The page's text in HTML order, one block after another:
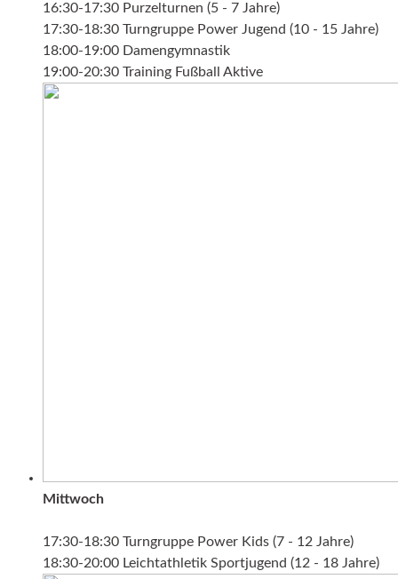
16:30-17:30 Purzelturnen (5 - 7 Jahre)
17:30-18:30 Turngruppe Power Jugend (10 - 15 Jahre)
18:00-19:00 Damengymnastik
19:00-20:30 Training Fußball Aktive
Mittwoch
17:30-18:30 Turngruppe Power Kids (7 - 12 Jahre)
18:30-20:00 Leichtathletik Sportjugend (12 - 18 Jahre)